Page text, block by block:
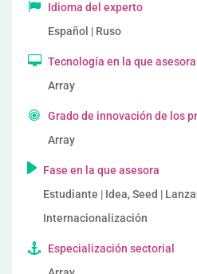
Idioma del experto
Español | Ruso
Tecnología en la que asesora
Array
Grado de innovación de los
Array
Fase en la que asesora
Estudiante | Idea, Seed |
Internacionalización
Especialización sectorial